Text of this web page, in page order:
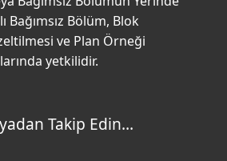
Bağımsız Bölüm, Blok
ve Plan Örneği
yetkilidir.
Takip Edin…